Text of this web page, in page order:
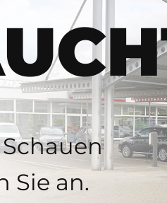
Sie an.